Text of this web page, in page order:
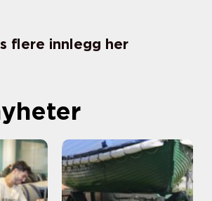
flere innlegg her